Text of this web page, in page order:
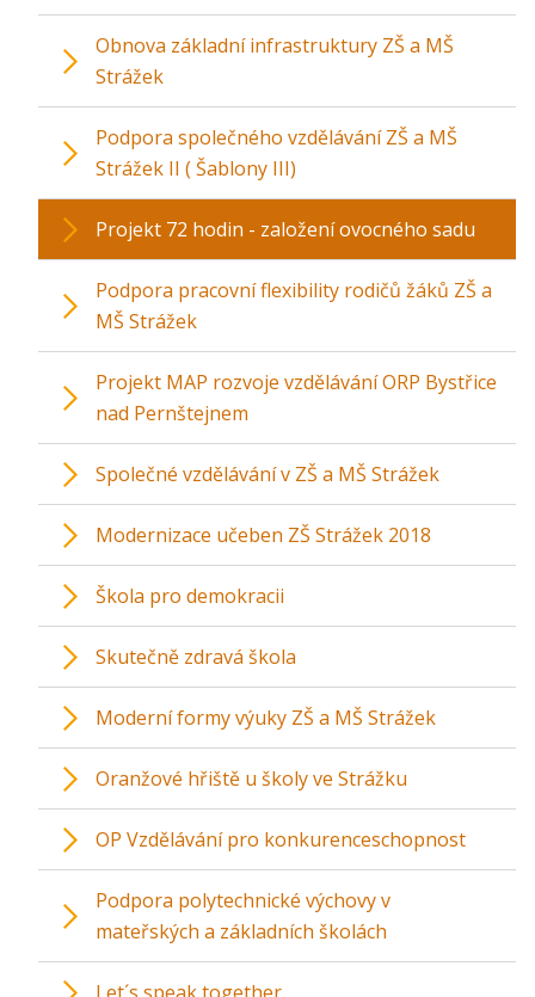
Obnova základní infrastruktury ZŠ a MŠ
Strážek
Podpora společného vzdělávání ZŠ a MŠ
Strážek II ( Šablony III)
Projekt 72 hodin - založení ovocného sadu
Podpora pracovní flexibility rodičů žáků ZŠ a
MŠ Strážek
Projekt MAP rozvoje vzdělávání ORP Bystřice
nad Pernštejnem
Společné vzdělávání v ZŠ a MŠ Strážek
Modernizace učeben ZŠ Strážek 2018
Škola pro demokracii
Skutečně zdravá škola
Moderní formy výuky ZŠ a MŠ Strážek
Oranžové hřiště u školy ve Strážku
OP Vzdělávání pro konkurenceschopnost
Podpora polytechnické výchovy v
mateřských a základních školách